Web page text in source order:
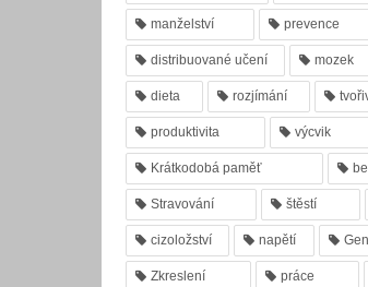
manželství prevence
distribuované učení mozek
dieta rozjímání
produktivita výcvik
Krátkodobá paměť
Stravování štěstí
cizoložství napětí
Zkreslení práce